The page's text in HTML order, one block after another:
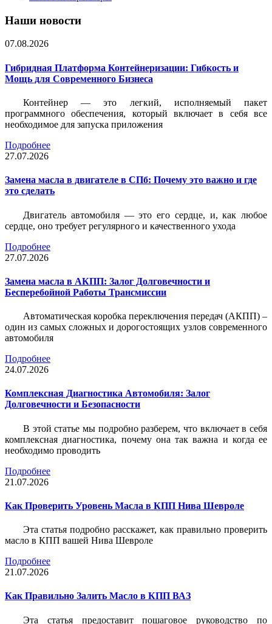
Наши новости
07.08.2026
Гибридная Платформа Контейнеризации: Гибкость и
Мощь для Современного Бизнеса
Контейнер — это легкий, исполняемый пакет
программного обеспечения, который включает в себя все
необходимое для запуска приложения
Подробнее
27.07.2026
Замена масла в двигателе в СПб: Почему это важно и где
это сделать
Двигатель автомобиля — это его сердце, и, как любое
сердце, оно требует регулярного и качественного ухода
Подробнее
27.07.2026
Замена масла в АКПП: Залог Долговечности и
Бесперебойной Работы Трансмиссии
Автоматическая коробка переключения передач (АКПП) –
один из самых сложных и дорогостоящих узлов современного
автомобиля
Подробнее
24.07.2026
Комплексная Диагностика Автомобиля: Залог
Долговечности и Безопасности
В этой статье мы подробно разберем, что включает в себя
комплексная диагностика, почему она так важна и когда ее
необходимо проводить
Подробнее
21.07.2026
Как Проверить Уровень Масла в КПП Нива Шевроле
Эта статья подробно расскажет, как правильно проверить
масло в КПП вашей Нива Шевроле
Подробнее
21.07.2026
Как Правильно Залить Масло в КПП ВАЗ
Эта статья предоставит пошаговое руководство по